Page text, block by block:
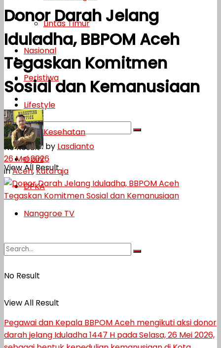
Lifestyle
Kesehatan
Opini
DPKA
Nanggroe TV
No Result
View All Result
Lintas Timur
Nasional
Peristiwa
Lifestyle
Kesehatan
Opini
DPKA
Nanggroe TV
No Result
View All Result
Donor Darah Jelang
Iduladha, BBPOM Aceh
Tegaskan Komitmen
Sosial dan Kemanusiaan
by Lasdianto
26 Mei 2026
inAceh,Kutaraja
Pegawai dan Kepala BBPOM Aceh mengikuti aksi donor
darah jelang Iduladha 1447 H pada Selasa, 26 Mei 2026,